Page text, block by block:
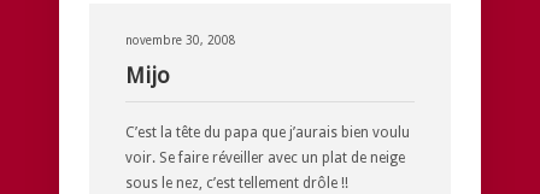
novembre 30, 2008
Mijo
C’est la tête du papa que j’aurais bien voulu
voir. Se faire réveiller avec un plat de neige
sous le nez, c’est tellement drôle !!